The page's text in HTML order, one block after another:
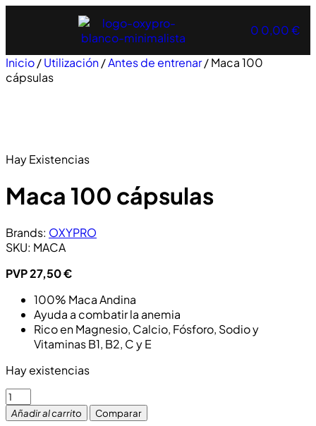
0 0,00€
Inicio/Utilización/Antes de entrenar/ Maca 100
cápsulas
Hay Existencias
Maca 100 cápsulas
Brands: OXYPRO
SKU: MACA
PVP27,50€
100% Maca Andina
Ayuda a combatir la anemia
Rico en Magnesio, Calcio, Fósforo, Sodio y
Vitaminas B1, B2, C y E
Hay existencias
Añadir al carrito Comparar